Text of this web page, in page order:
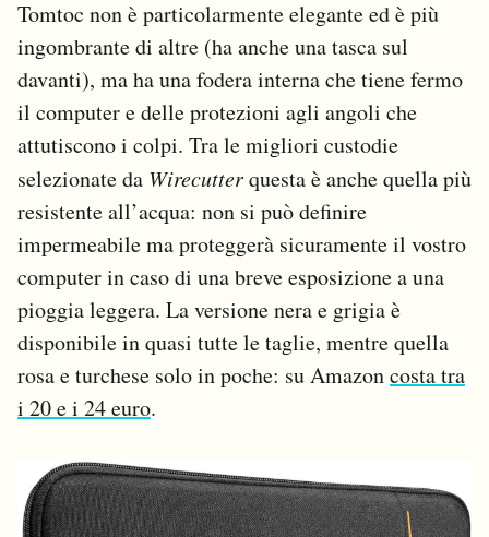
Tomtoc non è particolarmente elegante ed è più
ingombrante di altre (ha anche una tasca sul
davanti), ma ha una fodera interna che tiene fermo
il computer e delle protezioni agli angoli che
attutiscono i colpi. Tra le migliori custodie
selezionate da Wirecutterquesta è anche quella più
resistente all’acqua: non si può definire
impermeabile ma proteggerà sicuramente il vostro
computer in caso di una breve esposizione a una
pioggia leggera. La versione nera e grigia è
disponibile in quasi tutte le taglie, mentre quella
rosa e turchese solo in poche: su Amazoncosta tra
i 20 e i 24 euro.